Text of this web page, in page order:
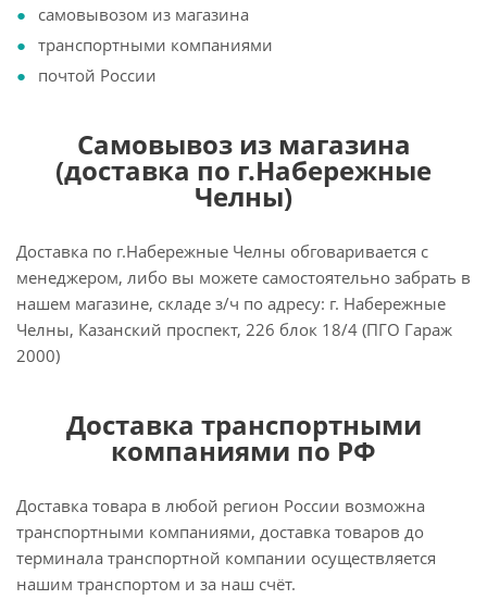
самовывозом из магазина
транспортными компаниями
почтой России
Самовывоз из магазина
(доставка по г.Набережные
Челны)
Доставка по г.Набережные Челны обговаривается с
менеджером, либо вы можете самостоятельно забрать в
нашем магазине, складе з/ч по адресу: г. Набережные
Челны, Казанский проспект, 226 блок 18/4 (ПГО Гараж
2000)
Доставка транспортными
компаниями по РФ
Доставка товара в любой регион России возможна
транспортными компаниями, доставка товаров до
терминала транспортной компании осуществляется
нашим транспортом и за наш счёт.